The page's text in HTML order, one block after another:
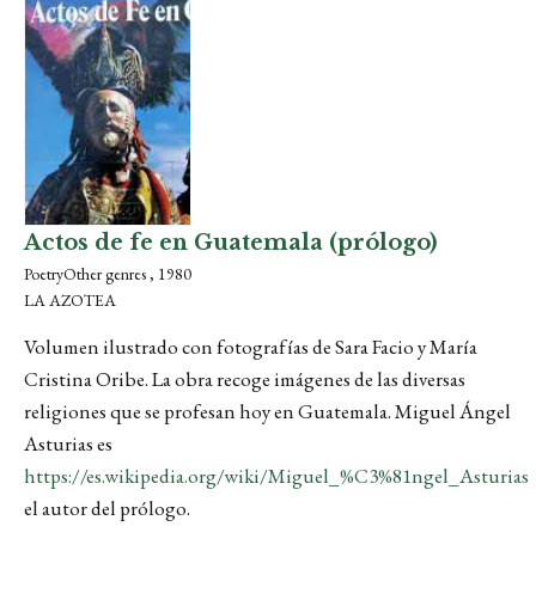
Actos de fe en Guatemala (prólogo)
PoetryOther genres , 1980
LA AZOTEA
Volumen ilustrado con fotografías de Sara Facio y María
Cristina Oribe. La obra recoge imágenes de las diversas
religiones que se profesan hoy en Guatemala. Miguel Ángel
Asturias es
https://es.wikipedia.org/wiki/Miguel_%C3%81ngel_Asturias
el autor del prólogo.